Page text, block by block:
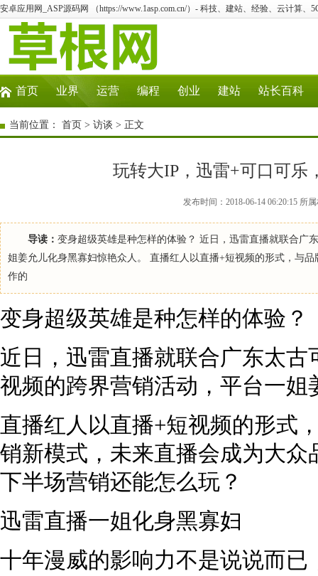
安卓应用网_ASP源码网 （https://www.1asp.com.cn/）- 科技、建站、经验、云计算、
首页 业界 运营 编程 创业 建站 站长百科
当前位置： 首页 > 访谈 > 正文
玩转大IP，迅雷+可口可乐
发布时间：2018-06-14 06:20:15 所
导读： 变身超级英雄是种怎样的体验？ 近日，迅雷直播就联合广
姐姜允儿化身黑寡妇惊艳众人。 直播红人以直播+短视频的形式，与
作的
变身超级英雄是种怎样的体验？
近日，迅雷直播就联合广东太
视频的跨界营销活动，平台一
直播红人以直播+短视频的形式
销新模式，未来直播会成为大
下半场营销还能怎么玩？
迅雷直播一姐化身黑寡妇
十年漫威的影响力不是说说而